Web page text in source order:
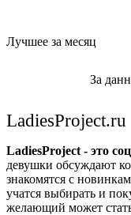
Лучшее за месяц
За
LadiesProject.ru
LadiesProject - это
девушки обсуждают
знакомятся с
учатся выбирать и
желающий может